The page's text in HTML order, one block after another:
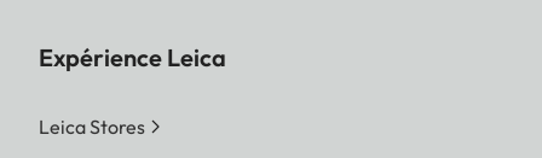
Expérience Leica
Leica Stores